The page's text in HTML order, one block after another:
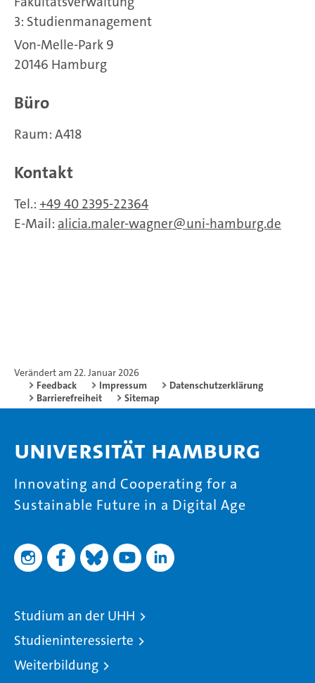
3: Studienmanagement
Von-Melle-Park 9
20146 Hamburg
Büro
Raum: A418
Kontakt
Tel.: +49 40 2395-22364
E-Mail: alicia.maler-wagner uni-hamburg.de
Verändert am 22. Januar 2026
Feedback
Impressum
Datenschutzerklärung
Barrierefreiheit
Sitemap
Universität Hamburg
Innovating and Cooperating for a
Sustainable Future in a Digital Age
Studium an der UHH
Studieninteressierte
Weiterbildung